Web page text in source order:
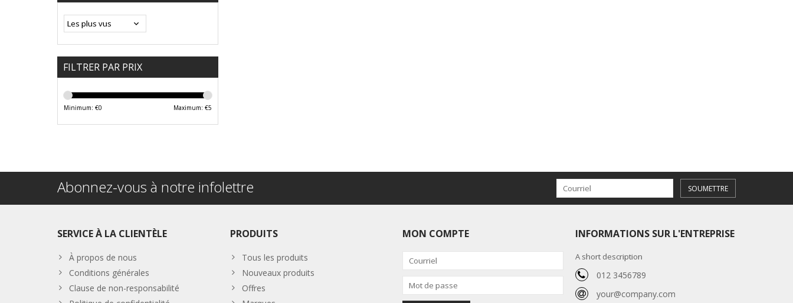
FILTRER PAR PRIX
Minimum: €0 Maximum: €5
Abonnez-vous à notre infolettre SOUMETTRE
SERVICE À LA CLIENTÈLE
À propos de nous
Conditions générales
Clause de non-responsabilité
PRODUITS
Tous les produits
Nouveaux produits
Offres
MON COMPTE INFORMATIONS SUR L'ENTREPRISE
A short description
012 3456789
your@company.com